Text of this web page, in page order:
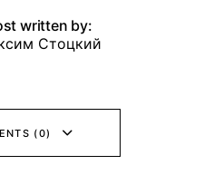
written by:
Стоцкий
(0)